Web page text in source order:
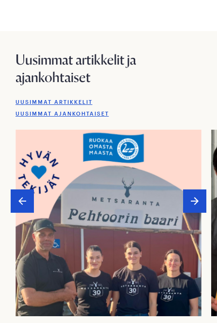
Uusimmat artikkelit ja
ajankohtaiset
UUSIMMAT ARTIKKELIT
UUSIMMAT AJANKOHTAISET